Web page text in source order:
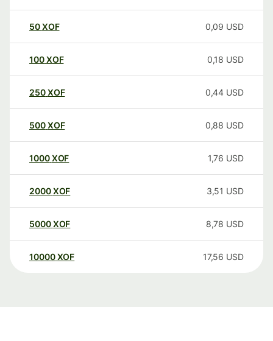
50XOF 0,09 USD
100XOF 0,18 USD
250XOF 0,44 USD
500XOF 0,88 USD
1000XOF 1,76 USD
2000XOF 3,51 USD
5000XOF 8,78 USD
10000 XOF 17,56 USD